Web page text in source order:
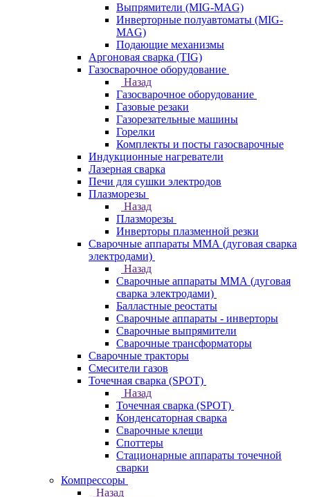
Выпрямители (MIG-MAG)
Инверторные полуавтоматы (MIG-
MAG)
Подающие механизмы
Аргоновая сварка (TIG)
Газосварочное оборудование
Назад
Газосварочное оборудование
Газовые резаки
Газорезательные машины
Горелки
Комплекты и посты газосварочные
Индукционные нагреватели
Лазерная сварка
Печи для сушки электродов
Плазморезы
Назад
Плазморезы
Инверторы плазменной резки
Сварочные аппараты ММА (дуговая сварка
электродами)
Назад
Сварочные аппараты ММА (дуговая
сварка электродами)
Балластные реостаты
Сварочные аппараты - инверторы
Сварочные выпрямители
Сварочные трансформаторы
Сварочные тракторы
Смесители газов
Точечная сварка (SPOT)
Назад
Точечная сварка (SPOT)
Конденсаторная сварка
Сварочные клещи
Споттеры
Стационарные аппараты точечной
сварки
Компрессоры
Назад